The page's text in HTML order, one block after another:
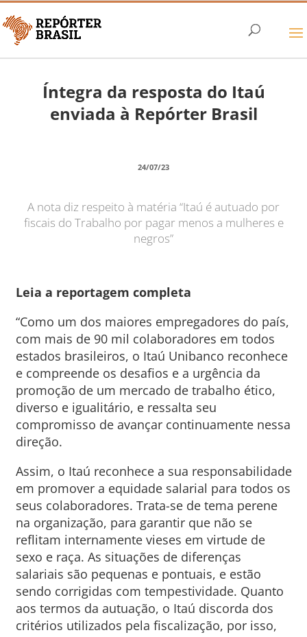
Íntegra da resposta do Itaú
enviada à Repórter Brasil
24/07/23
A nota diz respeito à matéria “Itaú é autuado por
fiscais do Trabalho por pagar menos a mulheres e
negros”
Leia a reportagem completa
“Como um dos maiores empregadores do país,
com mais de 90 mil colaboradores em todos
estados brasileiros, o Itaú Unibanco reconhece
e compreende os desafios e a urgência da
promoção de um mercado de trabalho ético,
diverso e igualitário, e ressalta seu
compromisso de avançar continuamente nessa
direção.
Assim, o Itaú reconhece a sua responsabilidade
em promover a equidade salarial para todos os
seus colaboradores. Trata-se de tema perene
na organização, para garantir que não se
reflitam internamente vieses em virtude de
sexo e raça. As situações de diferenças
salariais são pequenas e pontuais, e estão
sendo corrigidas com tempestividade. Quanto
aos termos da autuação, o Itaú discorda dos
critérios utilizados pela fiscalização, por isso,